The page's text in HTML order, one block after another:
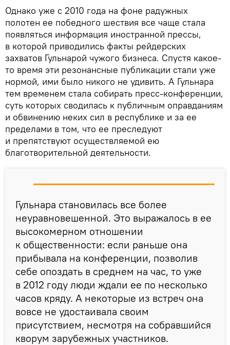
Однако уже с 2010 года на фоне радужных
полотен ее победного шествия все чаще стала
появляться информация иностранной прессы,
в которой приводились факты рейдерских
захватов Гульнарой чужого бизнеса. Спустя какое-
то время эти резонансные публикации стали уже
нормой, ими было никого не удивить. А Гульнара
тем временем стала собирать пресс-конференции,
суть которых сводилась к публичным оправданиям
и обвинению неких сил в республике и за ее
пределами в том, что ее преследуют
и препятствуют осуществляемой ею
благотворительной деятельности.
Гульнара становилась все более
неуравновешенной. Это выражалось в ее
высокомерном отношении
к общественности: если раньше она
прибывала на конференции, позволив
себе опоздать в среднем на час, то уже
в 2012 году люди ждали ее по несколько
часов кряду. А некоторые из встреч она
вовсе не удостаивала своим
присутствием, несмотря на собравшийся
кворум зарубежных участников.